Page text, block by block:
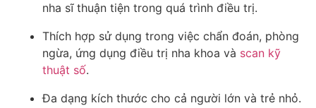
nha sĩ thuận tiện trong quá trình điều trị.
Thích hợp sử dụng trong việc chẩn đoán, phòng
ngừa, ứng dụng điều trị nha khoa và scan kỹ
thuật số.
Đa dạng kích thước cho cả người lớn và trẻ nhỏ.